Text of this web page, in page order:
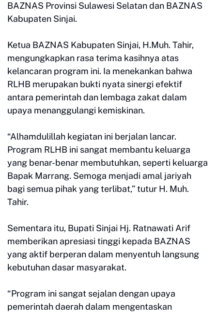
BAZNAS Provinsi Sulawesi Selatan dan BAZNAS
Kabupaten Sinjai.
Ketua BAZNAS Kabupaten Sinjai, H.Muh. Tahir,
mengungkapkan rasa terima kasihnya atas
kelancaran program ini. Ia menekankan bahwa
RLHB merupakan bukti nyata sinergi efektif
antara pemerintah dan lembaga zakat dalam
upaya menanggulangi kemiskinan.
“Alhamdulillah kegiatan ini berjalan lancar.
Program RLHB ini sangat membantu keluarga
yang benar-benar membutuhkan, seperti keluarga
Bapak Marrang. Semoga menjadi amal jariyah
bagi semua pihak yang terlibat,” tutur H. Muh.
Tahir.
Sementara itu, Bupati Sinjai Hj. Ratnawati Arif
memberikan apresiasi tinggi kepada BAZNAS
yang aktif berperan dalam menyentuh langsung
kebutuhan dasar masyarakat.
“Program ini sangat sejalan dengan upaya
pemerintah daerah dalam mengentaskan